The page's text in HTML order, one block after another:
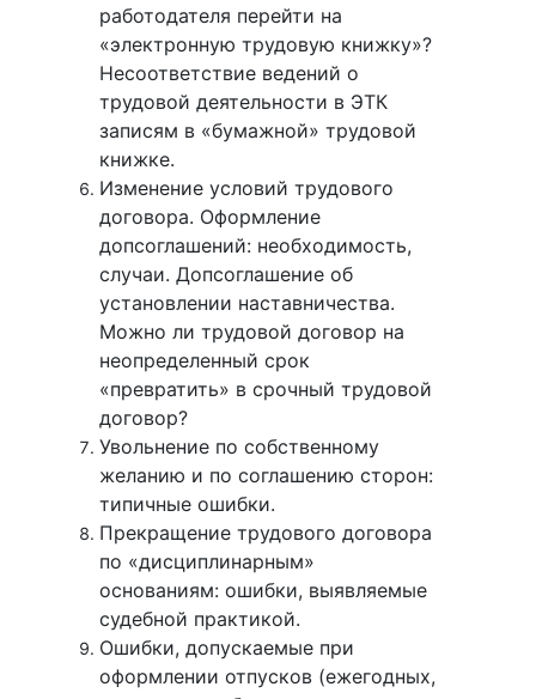
работодателя перейти на
«электронную трудовую книжку»?
Несоответствие ведений о
трудовой деятельности в ЭТК
записям в «бумажной» трудовой
книжке.
Изменение условий трудового
договора. Оформление
допсоглашений: необходимость,
случаи. Допсоглашение об
установлении наставничества.
Можно ли трудовой договор на
неопределенный срок
«превратить» в срочный трудовой
договор?
Увольнение по собственному
желанию и по соглашению сторон:
типичные ошибки.
Прекращение трудового договора
по «дисциплинарным»
основаниям: ошибки, выявляемые
судебной практикой.
Ошибки, допускаемые при
оформлении отпусков (ежегодных,